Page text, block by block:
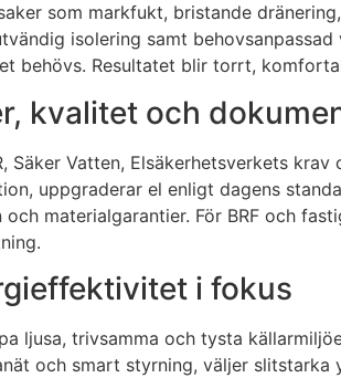
som markfukt, bristande
isolering samt
behövs. Resultatet blir torrt,
kvalitet och
Säker Vatten, Elsäkerhetsverkets
uppgraderar el enligt dagens
materialgarantier. För BRF och
i fokus
ljusa, trivsamma och tysta
och smart styrning, väljer